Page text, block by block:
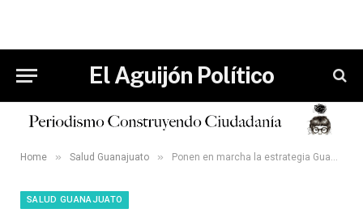
El Aguijón Político
Home » Salud Guanajuato » Ponen en marcha la estrategia Guanajuato Cardioprotegido 2025.
SALUD GUANAJUATO